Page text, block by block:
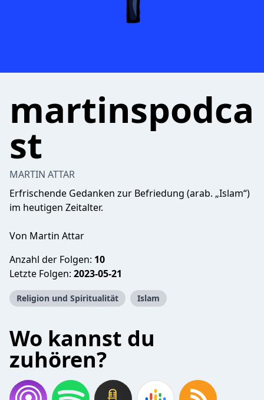
martinspodca
st
MARTIN ATTAR
Erfrischende Gedanken zur Befriedung (arab. „Islam“)
im heutigen Zeitalter.
Von Martin Attar
Anzahl der Folgen: 10
Letzte Folgen: 2023-05-21
Religion und Spiritualität Islam
Wo kannst du
zuhören?